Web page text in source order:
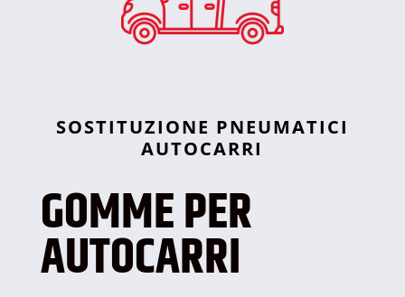
SOSTITUZIONE PNEUMATICI
AUTOCARRI
GOMME PER
AUTOCARRI